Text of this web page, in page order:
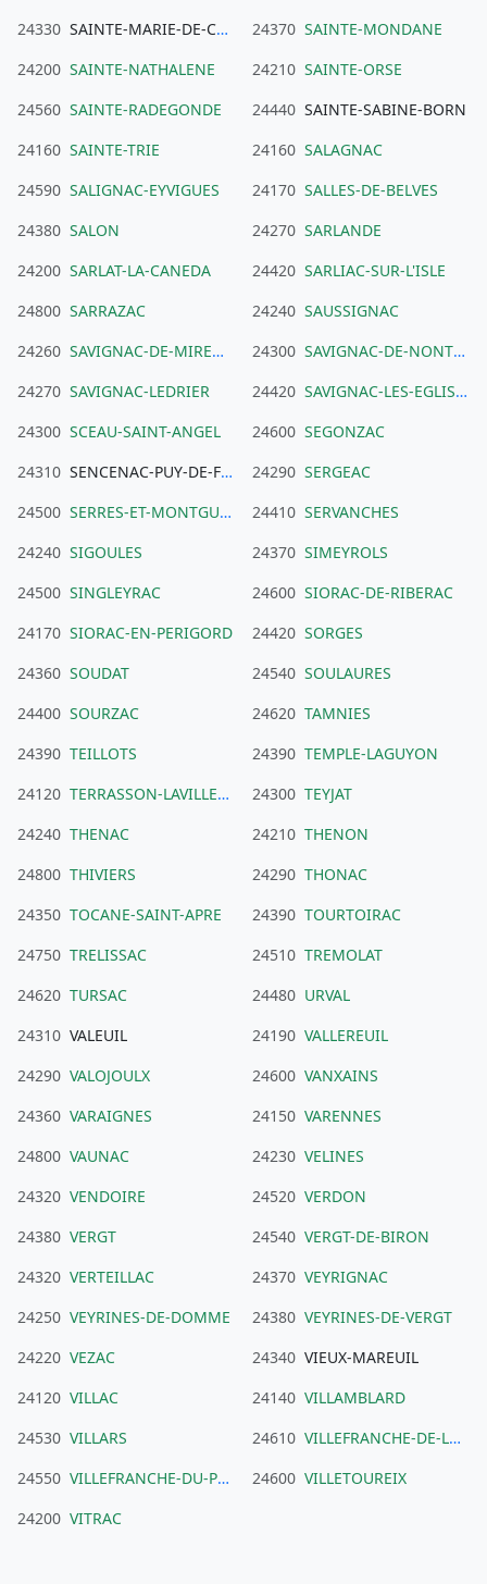
24330 SAINTE-MARIE-DE-CHIGNAC 24370 SAINTE-MONDANE
24200 SAINTE-NATHALENE 24210 SAINTE-ORSE
24560 SAINTE-RADEGONDE 24440 SAINTE-SABINE-BORN
24160 SAINTE-TRIE 24160 SALAGNAC
24590 SALIGNAC-EYVIGUES 24170 SALLES-DE-BELVES
24380 SALON 24270 SARLANDE
24200 SARLAT-LA-CANEDA 24420 SARLIAC-SUR-L'ISLE
24800 SARRAZAC 24240 SAUSSIGNAC
24260 SAVIGNAC-DE-MIREMONT 24300 SAVIGNAC-DE-NONTRON
24270 SAVIGNAC-LEDRIER 24420 SAVIGNAC-LES-EGLISES
24300 SCEAU-SAINT-ANGEL 24600 SEGONZAC
24310 SENCENAC-PUY-DE-FOURCHES 24290 SERGEAC
24500 SERRES-ET-MONTGUYARD 24410 SERVANCHES
24240 SIGOULES 24370 SIMEYROLS
24500 SINGLEYRAC 24600 SIORAC-DE-RIBERAC
24170 SIORAC-EN-PERIGORD 24420 SORGES
24360 SOUDAT 24540 SOULAURES
24400 SOURZAC 24620 TAMNIES
24390 TEILLOTS 24390 TEMPLE-LAGUYON
24120 TERRASSON-LAVILLEDIEU 24300 TEYJAT
24240 THENAC 24210 THENON
24800 THIVIERS 24290 THONAC
24350 TOCANE-SAINT-APRE 24390 TOURTOIRAC
24750 TRELISSAC 24510 TREMOLAT
24620 TURSAC 24480 URVAL
24310 VALEUIL 24190 VALLEREUIL
24290 VALOJOULX 24600 VANXAINS
24360 VARAIGNES 24150 VARENNES
24800 VAUNAC 24230 VELINES
24320 VENDOIRE 24520 VERDON
24380 VERGT 24540 VERGT-DE-BIRON
24320 VERTEILLAC 24370 VEYRIGNAC
24250 VEYRINES-DE-DOMME 24380 VEYRINES-DE-VERGT
24220 VEZAC 24340 VIEUX-MAREUIL
24120 VILLAC 24140 VILLAMBLARD
24530 VILLARS 24610 VILLEFRANCHE-DE-LONCHAT
24550 VILLEFRANCHE-DU-PERIGORD 24600 VILLETOUREIX
24200 VITRAC